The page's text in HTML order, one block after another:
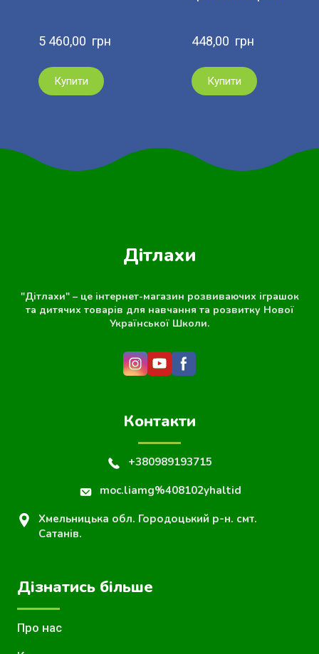
5 460,00  грн
Купити
448,00  грн
Купити
Дітлахи
"Дітлахи" – це інтернет-магазин розвиваючих іграшок
та дитячих товарів для навчання та розвитку Нової
Української Школи.
Контакти
+380989193715
moc.liamg%408102yhaltid
Хмельницька обл. Городоцький р-н. смт.
Сатанів.
Дізнатись більше
Про нас